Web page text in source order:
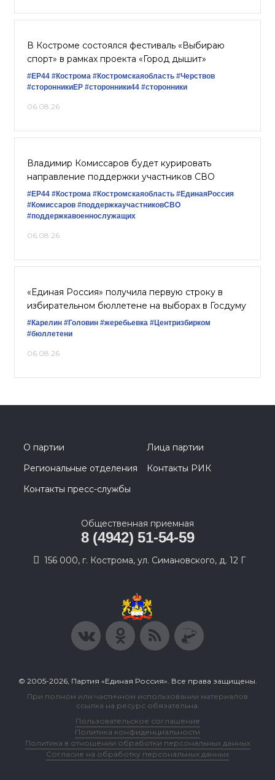
В Костроме состоялся фестиваль «Выбираю
спорт» в рамках проекта «Город дышит»
#ЕР44 #Кострома #Костромскаяобласть #Черствов
#сторонникиЕР #сторонники44 #сторонники
06.08.26
Владимир Комиссаров будет курировать
направление поддержки участников СВО
#ЕР44 #Кострома #Костромскаяобласть #‎ЕдинаяРоссия
#Комиссаров #поддержкаучастниковСВО
#поддержкавоеннослужащих
06.08.26
«Единая Россия» получила первую строку в
избирательном бюллетене на выборах в Госдуму
#Карелин #Головин #жеребьевка #Центризбирком
#бюллетени
06.08.26
О партии
Лица партии
Региональные отделения
Контакты РИК
Контакты пресс-службы
Общественная приемная
8 (4942) 51-54-59
156 000, г. Кострома, ул. Симановского, д. 12 Г
© 2005-2026, Партия «Единая Россия». Все права защищены.
При полном или частичном использовании материалов
ссылка на ресурс обязательна.
Пользовательское соглашение
Политика конфиденциальности
Политика в отношении обработки персональных данных
Согласие на обработку персональных данных